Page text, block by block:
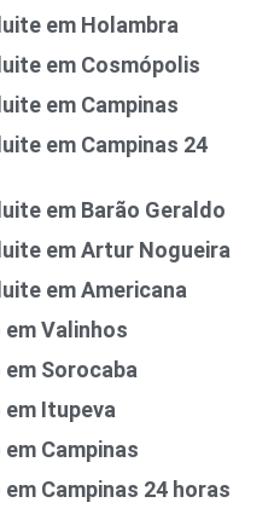
em Holambra
em Cosmópolis
em Campinas
em Campinas 24
em Barão Geraldo
em Artur Nogueira
em Americana
Valinhos
Sorocaba
Itupeva
Campinas
Campinas 24 horas